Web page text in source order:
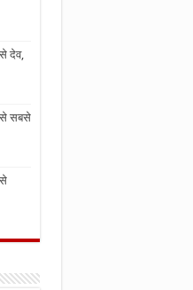
देव,
से सबसे